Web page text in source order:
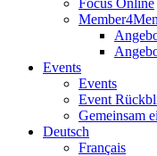
Focus Online
Events
Events
Event
Gemeinsam
Deutsch
Français